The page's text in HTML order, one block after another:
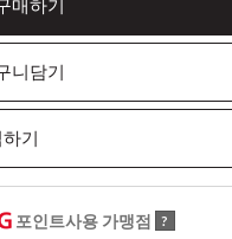
매하기
니담기
기
포인트사용 가맹점 ?